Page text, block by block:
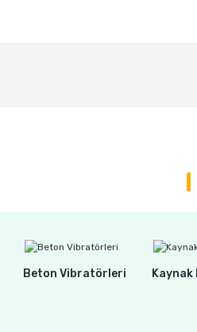
Beton Vibratörleri Kaynak